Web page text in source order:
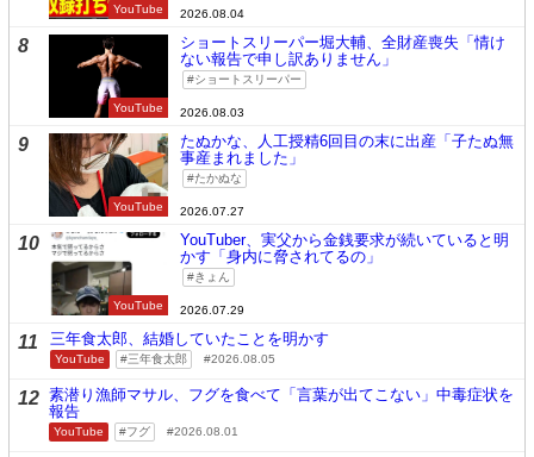
YouTube 2026.08.04
8
YouTube
ショートスリーパー堀大輔、全財産喪失「情け
ない報告で申し訳ありません」
ショートスリーパー
2026.08.03
9
YouTube
たぬかな、人工授精6回目の末に出産「子たぬ無
事産まれました」
たかぬな
2026.07.27
10
YouTube
YouTuber、実父から金銭要求が続いていると明
かす「身内に脅されてるの」
きょん
2026.07.29
11 三年食太郎、結婚していたことを明かす
YouTube 三年食太郎 2026.08.05
12 素潜り漁師マサル、フグを食べて「言葉が出てこない」中毒症状を
報告
YouTube フグ 2026.08.01